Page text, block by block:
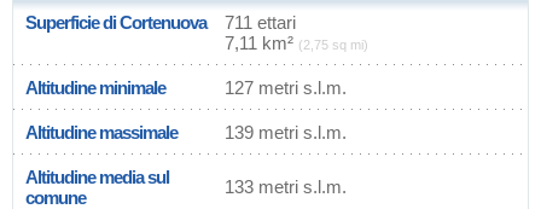
Superficie di Cortenuova
711 ettari
7,11 km² (2,75 sq mi)
Altitudine minimale 127 metri s.l.m.
Altitudine massimale 139 metri s.l.m.
Altitudine media sul
comune
133 metri s.l.m.